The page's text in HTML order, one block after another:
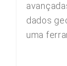
dados
uma